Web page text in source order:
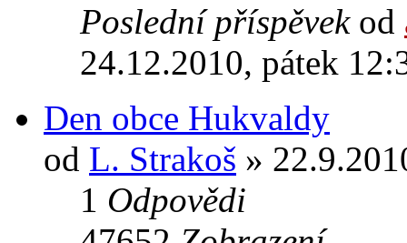
Poslední příspěvek od
24.12.2010, pátek
Den obce Hukvaldy
od L. Strakoš »
1 Odpovědi